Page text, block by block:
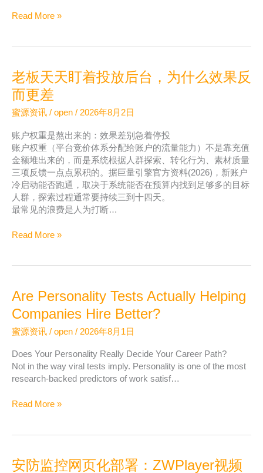
广
么
避
免
预
浪
费
在
不
合
适
的
台
Read More »
老板天天盯着投放后台，为什么效果反
而更差
蜜源资讯 / open / 2026年8月2日
账户权重是熬出来的：效果差别急着停投
账户权重（平台竞价体系分配给账户的流量能力）不是靠充值
金额堆出来的，而是系统根据人群探索、转化行为、素材质量
三项反馈一点点累积的。据巨量引擎官方资料(2026)，新账户
冷启动能否跑通，取决于系统能否在预算内找到足够多的目标
人群，探索过程通常要持续三到十四天。
最常见的浪费是人为打断…
老
着
投
放
后
为
什
么
果
差
Read More »
Are Personality Tests Actually Helping
Companies Hire Better?
蜜源资讯 / open / 2026年8月1日
Does Your Personality Really Decide Your Career Path?
Not in the way viral tests imply. Personality is one of the most
research-backed predictors of work satisf…
Are
Companies
Read More »
安防监控网页化部署：ZWPlayer视频